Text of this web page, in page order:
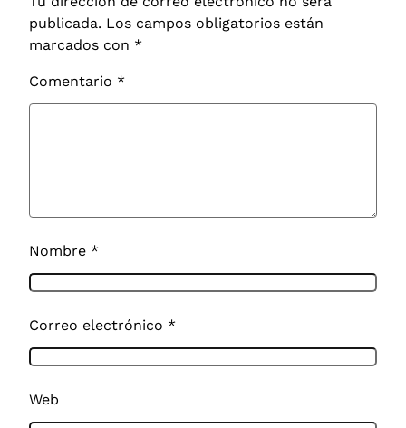
publicada. Los campos obligatorios están
marcados con *
Comentario *
Nombre *
Correo electrónico *
Web